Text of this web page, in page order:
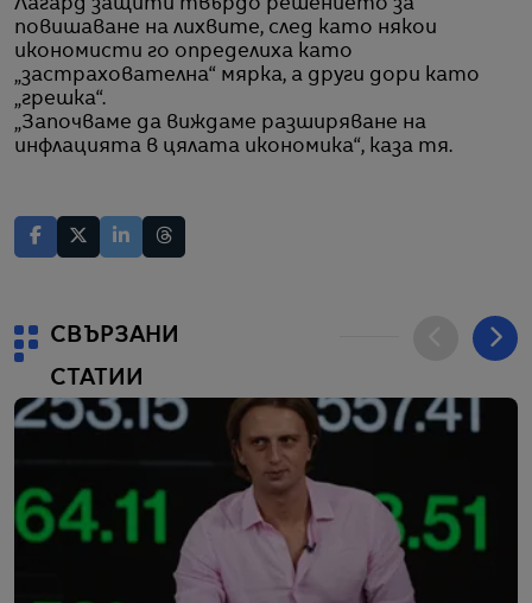
Лагард защити твърдо решението за
повишаване на лихвите, след като някои
икономисти го определиха като
„застрахователна“ мярка, а други дори като
„грешка“.
„Започваме да виждаме разширяване на
инфлацията в цялата икономика“, каза тя.
СВЪРЗАНИ
СТАТИИ